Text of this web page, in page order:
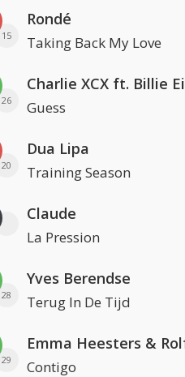
15
Rondé
Taking Back My Love
26
Charlie XCX ft. Billie
Guess
20
Dua Lipa
Training Season
Claude
La Pression
28
Yves Berendse
Terug In De Tijd
29
Emma Heesters &
Contigo